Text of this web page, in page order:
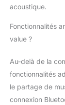
acoustique.
Fonctionnalités
value ?
Au-delà de la
fonctionnalités
le partage de
connexion